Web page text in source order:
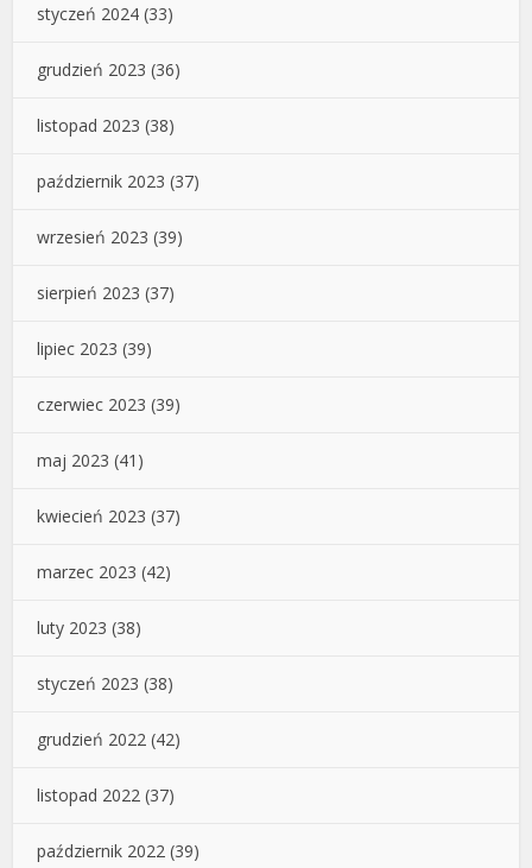
styczeń 2024 (33)
grudzień 2023 (36)
listopad 2023 (38)
październik 2023 (37)
wrzesień 2023 (39)
sierpień 2023 (37)
lipiec 2023 (39)
czerwiec 2023 (39)
maj 2023 (41)
kwiecień 2023 (37)
marzec 2023 (42)
luty 2023 (38)
styczeń 2023 (38)
grudzień 2022 (42)
listopad 2022 (37)
październik 2022 (39)